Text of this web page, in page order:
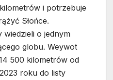
i potrzebuje
Słońce.
o jednym
globu. Weywot
500 kilometrów od
roku do listy